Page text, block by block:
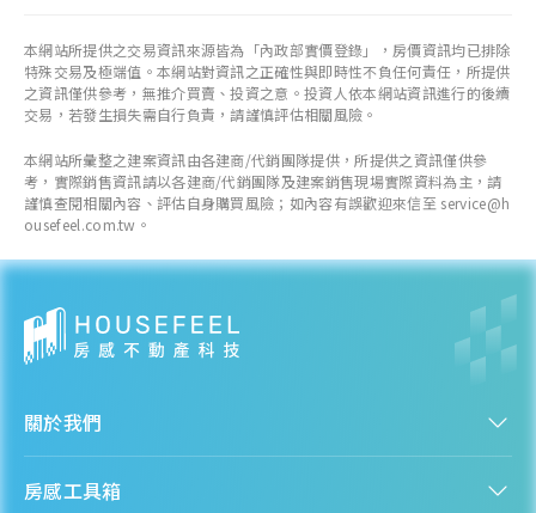
本網站所提供之交易資訊來源皆為「內政部實價登錄」，房價資訊均已排除
特殊交易及極端值。本網站對資訊之正確性與即時性不負任何責任，所提供
之資訊僅供參考，無推介買賣、投資之意。投資人依本網站資訊進行的後續
交易，若發生損失需自行負責，請謹慎評估相關風險。
本網站所彙整之建案資訊由各建商/代銷團隊提供，所提供之資訊僅供參
考，實際銷售資訊請以各建商/代銷團隊及建案銷售現場實際資料為主，請
謹慎查閱相關內容、評估自身購買風險；如內容有誤歡迎來信至 service@h
ousefeel.com.tw。
關於我們
人才招募
房感工具箱